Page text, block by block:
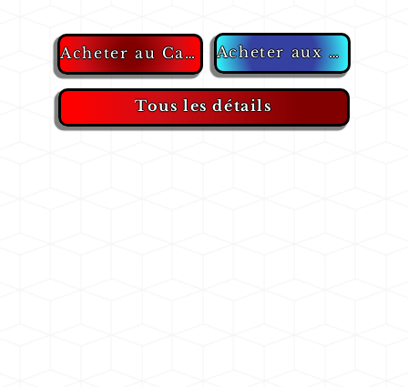
Acheter au Canada Acheter aux États-Unis
Tous les détails